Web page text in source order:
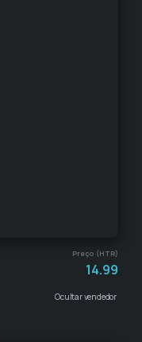
Preço (HTR)
14.99
Ocultar vendedor